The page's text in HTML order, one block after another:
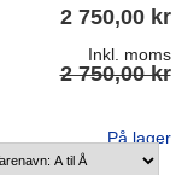
2 750,00 kr
Inkl. moms
2 750,00 kr
På lager